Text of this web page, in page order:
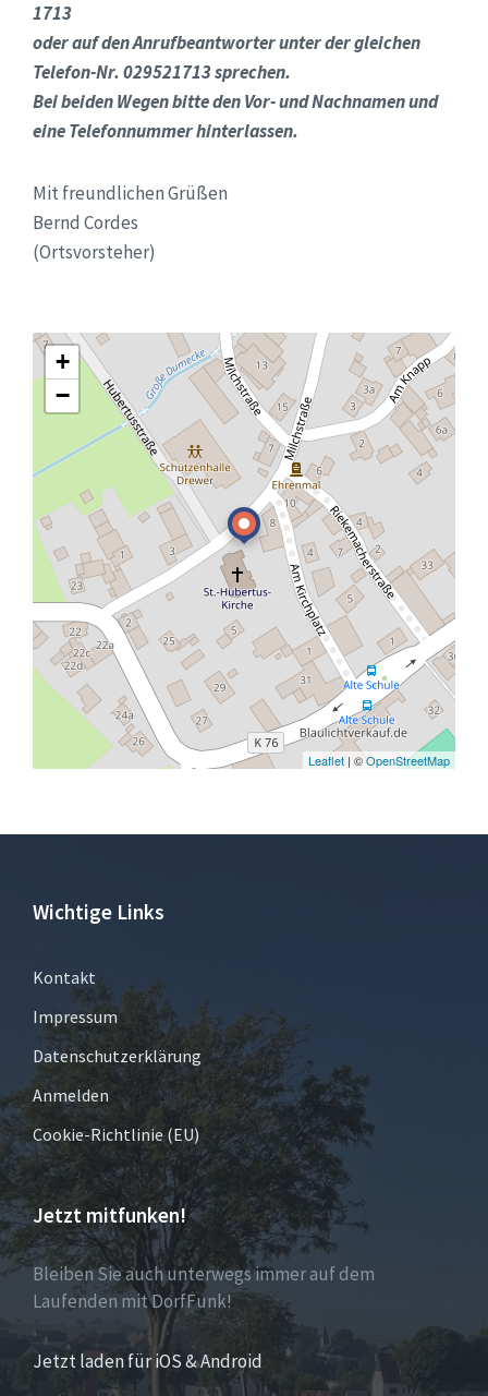
1713
oder auf den Anrufbeantworter unter der gleichen
Telefon-Nr. 029521713 sprechen.
Bei beiden Wegen bitte den Vor- und Nachnamen und
eine Telefonnummer hinterlassen.
Mit freundlichen Grüßen
Bernd Cordes
(Ortsvorsteher)
+
−
Leaflet | ©OpenStreetMap
Wichtige Links
Kontakt
Impressum
Datenschutzerklärung
Anmelden
Cookie-Richtlinie (EU)
Jetzt mitfunken!
Bleiben Sie auch unterwegs immer auf dem
Laufenden mit DorfFunk!
Jetzt laden für iOS & Android